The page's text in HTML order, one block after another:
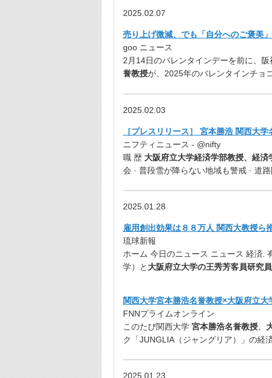
2025.02.07
売り上げ微減、でも「自分へのご褒美
goo ニュース
2月14日のバレンタインデーを前に、
誉教授が、2025年のバレンタインチョ
2025.02.03
［プレスリリース］ 宮本勝浩 関西大
ニフティニュース - @nifty
職 歴 大阪府立大学経済学部教授、経済
会 · 普段雪が降らない地域も警戒 · 道
2025.01.28
雇用創出効果は８８万人 関西大教授ら
琉球新報
ホーム 今日のニュース ニュース 経済.
学）と 大阪府立大学の王秀芳客員研究員
関西大学宮本勝浩名誉教授×大阪府立
FNNプライムオンライン
このたび関西大学 宮本勝浩名誉教授
ク「JUNGLIA（ジャングリア）」の経
2025.01.23